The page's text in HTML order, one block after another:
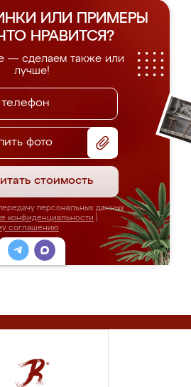
ИЛИ ПРИМЕРЫ
НРАВИТСЯ?
— сделаем также или
лучше!
фото
стоимость
персональных данных
конфиденциальности
соглашению